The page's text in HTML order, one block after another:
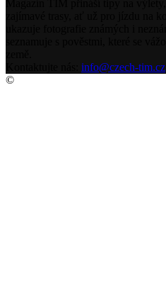
info@czech-tim.cz
©